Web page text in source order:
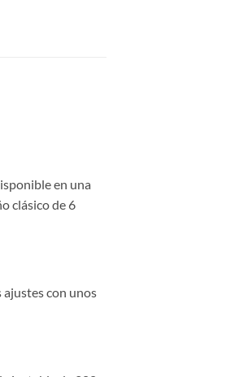
en una
clásico de 6
con unos